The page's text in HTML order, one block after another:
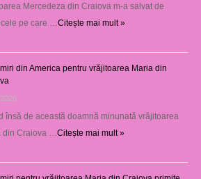
Mercedeza din Craiova m-a salvat de
pe care … Citește mai mult »
din America pentru vrăjitoarea Maria din
însă de această doamnă minunată vrăjitoarea
din Craiova … Citește mai mult »